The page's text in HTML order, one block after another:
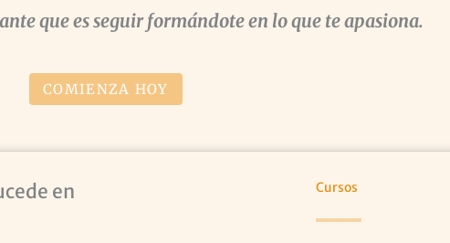
que es seguir formándote en lo que te apasiona.
COMIENZA HOY
en
Cursos